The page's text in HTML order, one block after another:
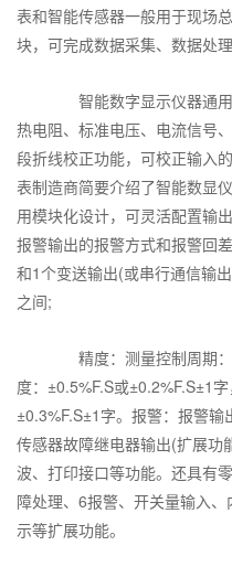
表和智能传感器一般用于现场
块，可完成数据采集、数据处
智能数字显示仪器通用
热电阻、标准电压、电流信号
段折线校正功能，可校正输入
表制造商简要介绍了智能数显
用模块化设计，可灵活配置输
报警输出的报警方式和报警回
和1个变送输出(或串行通信输
之间;
精度：测量控制周期：
度：±0.5%F.S或±0.2%F.S±1
±0.3%F.S±1字。报警：报警
传感器故障继电器输出(扩展功
波、打印接口等功能。还具有
障处理、6报警、开关量输入
示等扩展功能。